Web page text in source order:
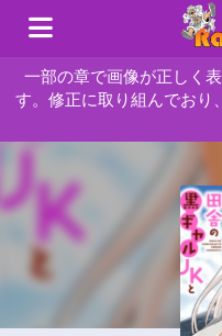
一部の章で画像が正しく
す。修正に取り組んでおり